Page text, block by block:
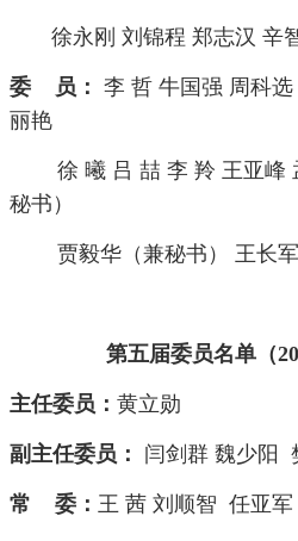
徐永刚 刘锦程 郑志汉 辛
委 员： 李 哲 牛国强 周科
丽艳
徐 曦 吕 喆 李 羚 王亚峰
秘书）
贾毅华（兼秘书） 王长军
第五届委员名单（
主任委员： 黄立勋
副主任委员： 闫剑群 魏少阳
常 委： 王 茜 刘顺智 任亚